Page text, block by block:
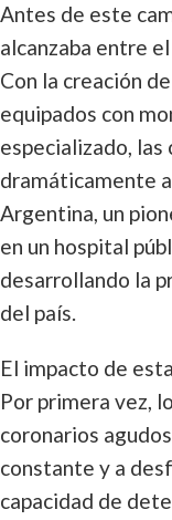
Antes de este
alcanzaba entre
Con la creación
equipados con
especializado, las
dramáticamente
Argentina, un
en un hospital
desarrollando la
del país.
El impacto de
Por primera vez,
coronarios
constante y a
capacidad de